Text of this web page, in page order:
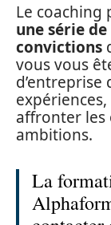
Le coaching
une série
convictions
vous vous
affronter les
ambitions.
La